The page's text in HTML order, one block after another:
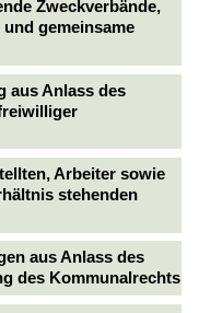
Zweckverbände,
gemeinsame
aus Anlass des
Arbeiter sowie
stehenden
aus Anlass des
des Kommunalrechts